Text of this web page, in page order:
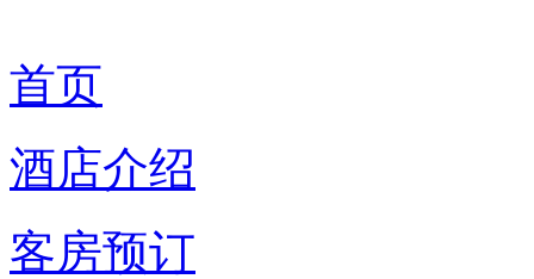
首页
酒店介绍
客房预订